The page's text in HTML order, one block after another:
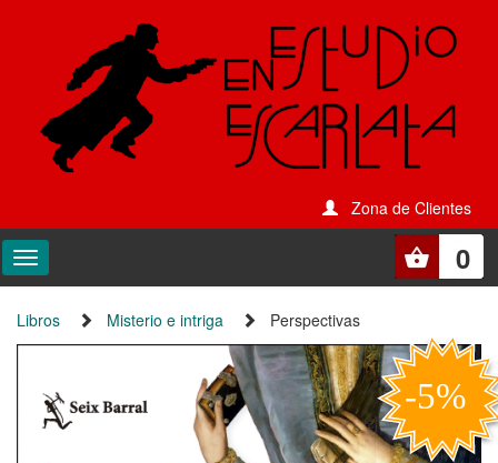
Zona de Clientes
0
Libros Misterio e intriga Perspectivas